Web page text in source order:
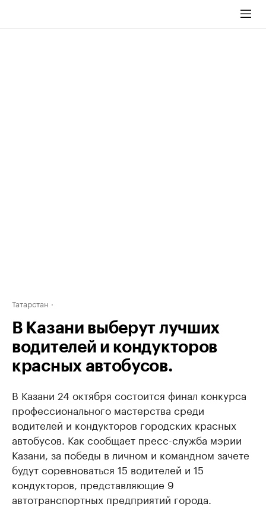
Татарстан
В Казани выберут лучших
водителей и кондукторов
красных автобусов.
В Казани 24 октября состоится финал конкурса
профессионального мастерства среди
водителей и кондукторов городских красных
автобусов. Как сообщает пресс-служба мэрии
Казани, за победы в личном и командном зачете
будут соревноваться 15 водителей и 15
кондукторов, представляющие 9
автотранспортных предприятий города.